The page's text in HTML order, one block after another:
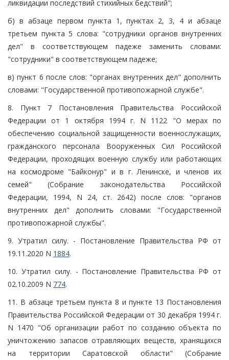
ликвидации последствий стихийных бедствий";
б) в абзаце первом пункта 1, пунктах 2, 3, 4 и абзаце
третьем пункта 5 слова: "сотрудники органов внутренних
дел" в соответствующем падеже заменить словами:
"сотрудники" в соответствующем падеже;
в) пункт 6 после слов: "органах внутренних дел" дополнить
словами: "Государственной противопожарной службе".
8. Пункт 7 Постановления Правительства Российской
Федерации от 1 октября 1994 г. N 1122 "О мерах по
обеспечению социальной защищенности военнослужащих,
гражданского персонала Вооруженных Сил Российской
Федерации, проходящих военную службу или работающих
на космодроме "Байконур" и в г. Ленинске, и членов их
семей" (Собрание законодательства Российской
Федерации, 1994, N 24, ст. 2642) после слов: "органов
внутренних дел" дополнить словами: "Государственной
противопожарной службы".
9. Утратил силу. - Постановление Правительства РФ от
19.11.2020 N 1884.
10. Утратил силу. - Постановление Правительства РФ от
02.10.2009 N 774.
11. В абзаце третьем пункта 8 и пункте 13 Постановления
Правительства Российской Федерации от 30 декабря 1994 г.
N 1470 "Об организации работ по созданию объекта по
уничтожению запасов отравляющих веществ, хранящихся
на территории Саратовской области" (Собрание